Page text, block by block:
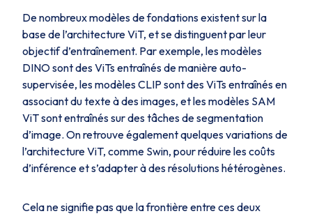
De nombreux modèles de fondations existent sur la
base de l’architecture ViT, et se distinguent par leur
objectif d’entraînement. Par exemple, les modèles
DINO sont des ViTs entraînés de manière auto-
supervisée, les modèles CLIP sont des ViTs entraînés en
associant du texte à des images, et les modèles SAM
ViT sont entraînés sur des tâches de segmentation
d’image. On retrouve également quelques variations de
l’architecture ViT, comme Swin, pour réduire les coûts
d’inférence et s’adapter à des résolutions hétérogènes.
Cela ne signifie pas que la frontière entre ces deux